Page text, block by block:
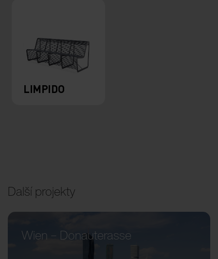
LIMPIDO
Další projekty
Wien – Donauterasse